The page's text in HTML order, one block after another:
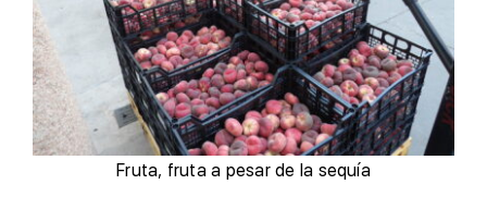
Fruta, fruta a pesar de la sequía